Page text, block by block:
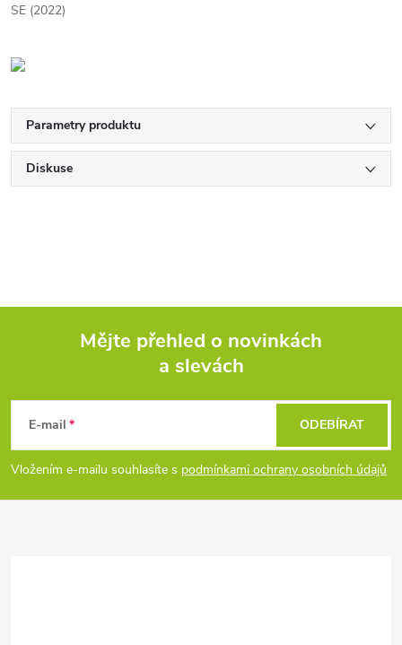
SE (2022)
Parametry produktu
Diskuse
p
a
Mějte přehled o novinkách
a slevách
E-mail
Vložením e-mailu souhlasíte s podmínkami ochrany osobních údajů
ODEBÍRAT